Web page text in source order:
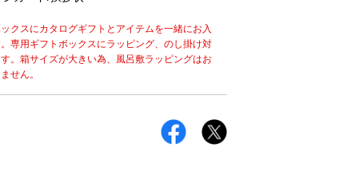
クスにカタログギフトとアイテムを一緒にお入
専用ギフトボックスにラッピング、のし掛け対
。箱サイズが大きい為、風呂敷ラッピングはお
せん。